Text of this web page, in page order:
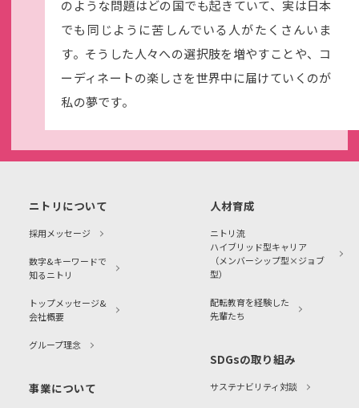
のような問題はどの国でも起きていて、実は日本
でも同じように苦しんでいる人がたくさんいま
す。そうした人々への選択肢を増やすことや、コ
ーディネートの楽しさを世界中に届けていくのが
私の夢です。
ニトリについて
採用メッセージ
数字&キーワードで
知るニトリ
トップメッセージ&
会社概要
グループ理念
事業について
人材育成
ニトリ流
ハイブリッド型キャリア
（メンバーシップ型×ジョブ
型）
配転教育を経験した
先輩たち
SDGsの取り組み
サステナビリティ対談